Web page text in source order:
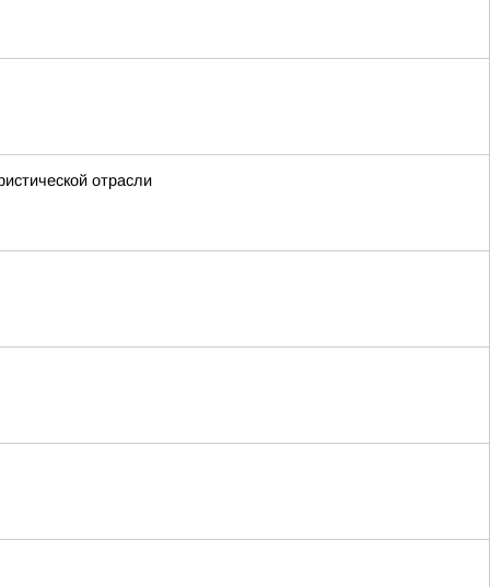
отрасли